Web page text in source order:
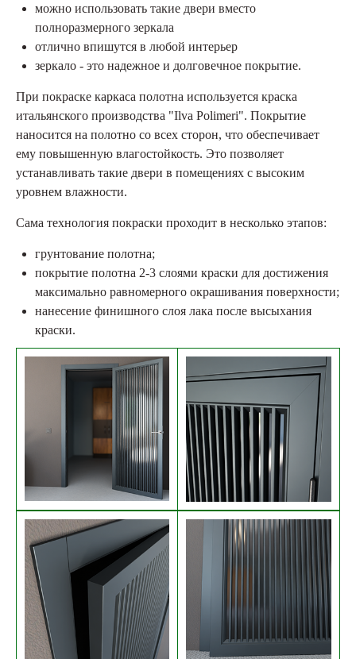
можно использовать такие двери вместо
полноразмерного зеркала
отлично впишутся в любой интерьер
зеркало - это надежное и долговечное покрытие.
При покраске каркаса полотна используется краска
итальянского производства "Ilva Polimeri". Покрытие
наносится на полотно со всех сторон, что обеспечивает
ему повышенную влагостойкость. Это позволяет
устанавливать такие двери в помещениях с высоким
уровнем влажности.
Сама технология покраски проходит в несколько этапов:
грунтование полотна;
покрытие полотна 2-3 слоями краски для достижения
максимально равномерного окрашивания поверхности;
нанесение финишного слоя лака после высыхания
краски.